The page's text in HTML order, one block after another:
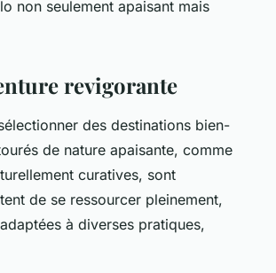
non seulement apaisant mais
revigorante
des destinations bien-
de nature apaisante, comme
curatives, sont
de se ressourcer pleinement,
à diverses pratiques,